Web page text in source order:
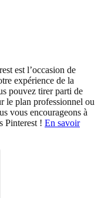
est l’occasion de
expérience de la
pouvez tirer parti de
le plan professionnel ou
vous encourageons à
Pinterest ! En savoir